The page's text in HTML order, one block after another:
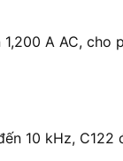
A AC,
10 kHz,